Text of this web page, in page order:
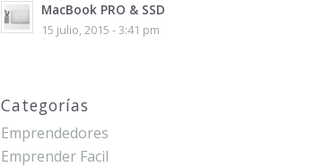
MacBook PRO & SSD
15 julio, 2015 - 3:41 pm
Categorías
Emprendedores
Emprender Facil